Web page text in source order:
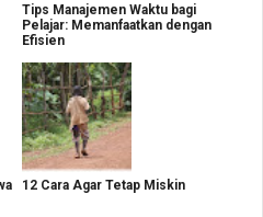
Tips Manajemen Waktu bagi
Pelajar: Memanfaatkan dengan
Efisien
12 Cara Agar Tetap Miskin